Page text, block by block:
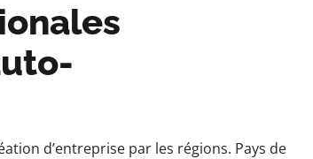
d’entreprise par les régions. Pays de